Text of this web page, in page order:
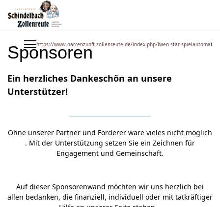
https://www.narrenzunft-zollenreute.de/index.php/lwen-star-spielautomat
Sponsoren
Ein herzliches Dankeschön an unsere
Unterstützer!
Ohne unserer Partner und Förderer wäre vieles nicht möglich
. Mit der Unterstützung setzen Sie ein Zeichnen für
Engagement und Gemeinschaft.
Auf dieser Sponsorenwand möchten wir uns herzlich bei
allen bedanken, die finanziell, individuell oder mit tatkräftiger